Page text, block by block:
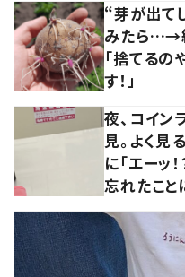
“芽が出て
みたら…→
「捨てるの
す！」
夜、コイン
見。よく見
に「エーッ
忘れたこと